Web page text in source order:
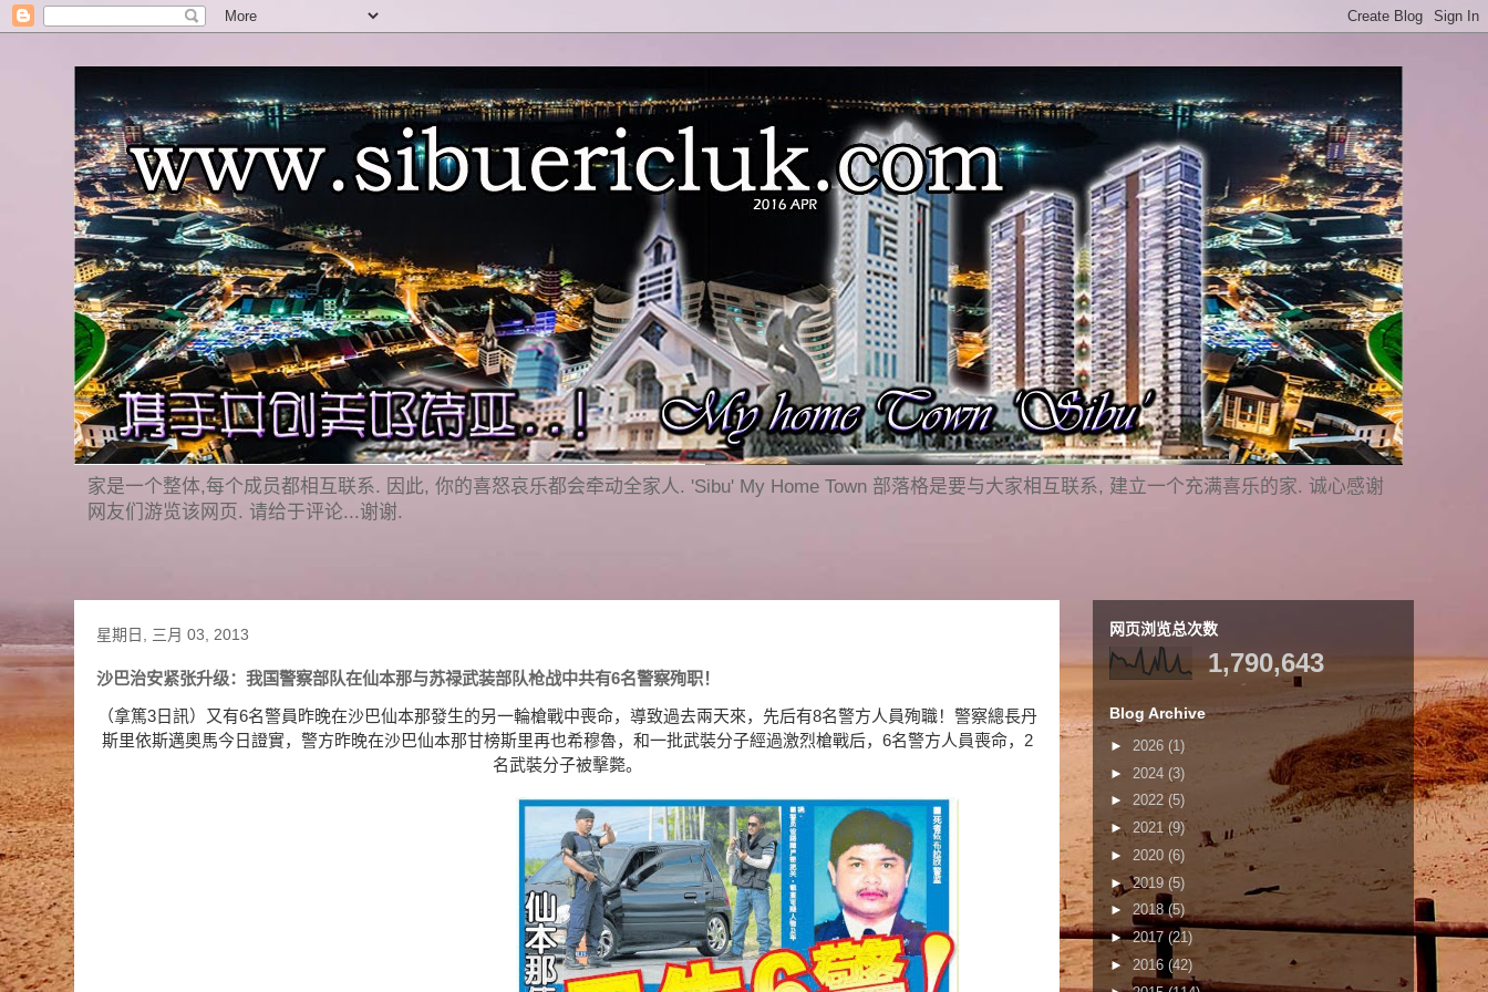
家是一个整体,每个成员都相互联系. 因此, 你的喜怒哀乐都会牵动全家人. 'Sibu' My Home Town 部落格是要与大家相互联系, 建立一个充满喜乐的家. 诚心感谢
网友们游览该网页. 请给于评论...谢谢.
星期日, 三月 03, 2013
沙巴治安紧张升级：我国警察部队在仙本那与苏禄武装部队枪战中共有6名警察殉职！
（拿篤3日訊）又有6名警員昨晚在沙巴仙本那發生的另一輪槍戰中喪命，導致過去兩天來，先后有8名警方人員殉職！ 警察總長丹
斯里依斯邁奧馬今日證實，警方昨晚在沙巴仙本那甘榜斯里再也希穆魯，和一批武裝分子經過激烈槍戰后，6名警方人員喪命，2
名武裝分子被擊斃。
网页浏览总次数
1,790,643
Blog Archive
► 2026 (1)
► 2024 (3)
► 2022 (5)
► 2021 (9)
► 2020 (6)
►2019 (5)
► 2018(5)
►2017(21)
►2016 (42)